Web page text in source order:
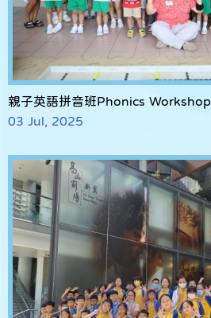
親子英語拼音班Phonics Workshop
03 Jul, 2025